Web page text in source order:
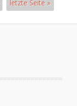
letzte Seite »